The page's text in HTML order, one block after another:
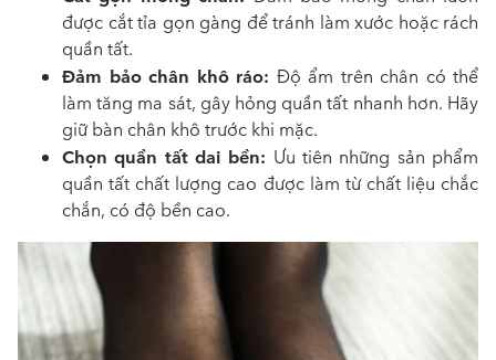
được cắt tỉa gọn gàng để tránh làm xước hoặc rách
quần tất.
Đảm bảo chân khô ráo: Độ ẩm trên chân có thể
làm tăng ma sát, gây hỏng quần tất nhanh hơn. Hãy
giữ bàn chân khô trước khi mặc.
Chọn quần tất dai bền: Ưu tiên những sản phẩm
quần tất chất lượng cao được làm từ chất liệu chắc
chắn, có độ bền cao.